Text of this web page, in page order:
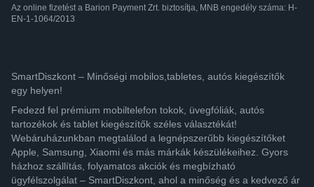
Az online fizetést a Barion Payment Zrt. biztosítja, MNB engedély száma: H-
EN-1-1064/2013
SmartDiszkont – Minőségi mobilos,tabletes, autós kiegészítők
egy helyen!
Fedezd fel prémium mobiltelefon tokok, üvegfóliák, autós
tartozékok és tablet kiegészítők széles választékát!
Webáruházunkban megtalálod a legnépszerűbb kiegészítőket
Apple, Samsung, Xiaomi és más márkák készülékeihez. Gyors
házhoz szállítás, folyamatos akciók és megbízható
ügyfélszolgálat – SmartDiszkont, ahol a minőség és a kedvező ár